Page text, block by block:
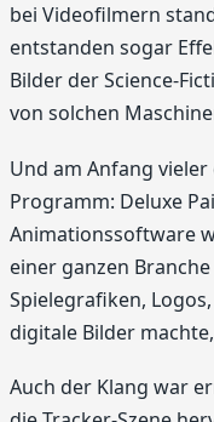
bei Videofilmern
entstanden sogar
Bilder der Science-
von solchen
Und am Anfang
Programm: Deluxe
Animationssoftware
einer ganzen
Spielegrafiken,
digitale Bilder
Auch der Klang war